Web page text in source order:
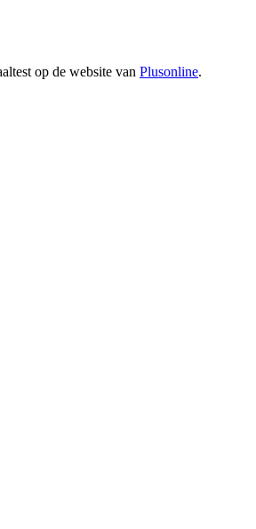
op de website van Plusonline.